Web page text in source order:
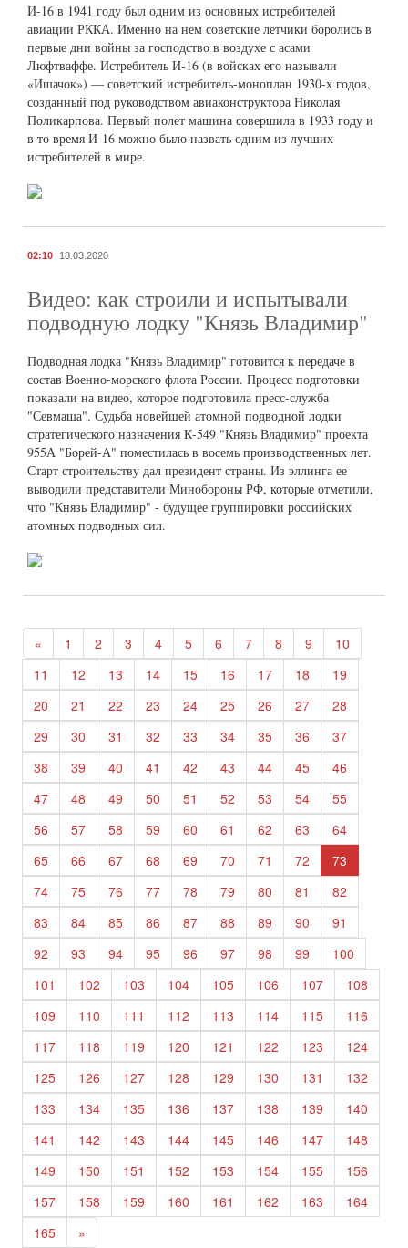
И-16 в 1941 году был одним из основных истребителей
авиации РККА. Именно на нем советские летчики боролись в
первые дни войны за господство в воздухе с асами
Люфтваффе. Истребитель И-16 (в войсках его называли
«Ишачок») — советский истребитель-моноплан 1930-х годов,
созданный под руководством авиаконструктора Николая
Поликарпова. Первый полет машина совершила в 1933 году и
в то время И-16 можно было назвать одним из лучших
истребителей в мире.
02:10 18.03.2020
Видео: как строили и испытывали
подводную лодку "Князь Владимир"
Подводная лодка "Князь Владимир" готовится к передаче в
состав Военно-морского флота России. Процесс подготовки
показали на видео, которое подготовила пресс-служба
"Севмаша". Судьба новейшей атомной подводной лодки
стратегического назначения К-549 "Князь Владимир" проекта
955А "Борей-А" поместилась в восемь производственных лет.
Старт строительству дал президент страны. Из эллинга ее
выводили представители Минобороны РФ, которые отметили,
что "Князь Владимир" - будущее группировки российских
атомных подводных сил.
« 1 2 3 4 5 6 7 8 9
10
11
12 13 14 15 16 17 18
19
20
21 22 23 24 25 26 27
28
29
30 31 32 33 34 35 36
37
38
39 40 41 42 43 44 45
46
47
48 49 50 51 52 53 54
55
56
57 58 59 60 61 62 63
64
65
66 67 68 69 70 71 72
73
74
75 76 77 78 79 80 81
82
83
84 85 86 87 88 89 90
91
92
93 94 95 96 97 98 99
100
101
102 103 104 105 106 107
108
109
110 111 112 113 114 115
116
117
118 119 120 121 122 123
124
125
126 127 128 129 130 131
132
133
134 135 136 137 138 139
140
141
142 143 144 145 146 147
148
149
150 151 152 153 154 155
156
157
158 159 160 161 162 163
164
165
»